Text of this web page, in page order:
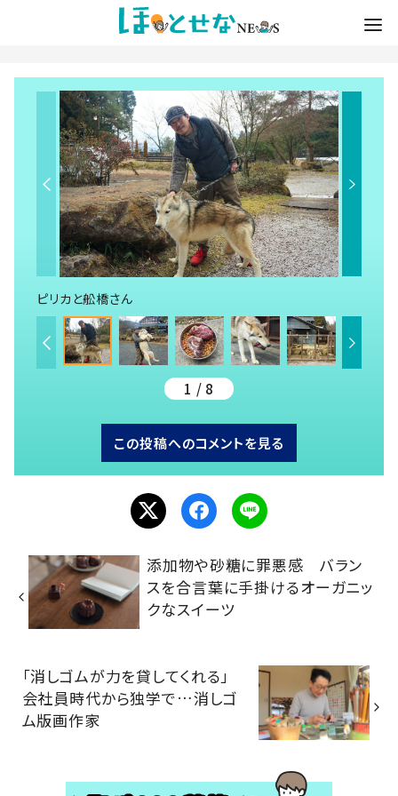
ピリカと舩橋さん
1 / 8
この投稿へのコメントを見る
添加物や砂糖に罪悪感 バラン
スを合言葉に手掛けるオーガニッ
クなスイーツ
「消しゴムが力を貸してくれる」
会社員時代から独学で…消しゴ
ム版画作家